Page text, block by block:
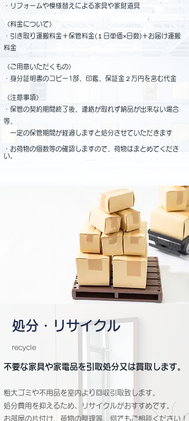
・リフォームや模様替えによる家具や家財道具
〈料金について〉
・引き取り運搬料金＋保管料金(１日単価×日数)＋お届け運搬
料金
〈ご用意いただくもの〉
・身分証明書のコピー1部、印鑑、保証金２万円を含む代金
〈注意事項〉
・保管の契約期間終了後、連絡が取れず納品が出来ない場合
等、
一定の保管期間が経過しますと処分させていただきます
・お荷物の個数等の確認しますので、荷物はまとめてくださ
い。
​処分・リサイクル
​recycle
不要な家具や家電品を引取処分又は買取します。
粗大ゴミや不用品を室内より回収引取致します。
処分費用を抑えるため、リサイクルがおすすめです。
お部屋の片付け、荷物の整理等、何でもご相談ください！